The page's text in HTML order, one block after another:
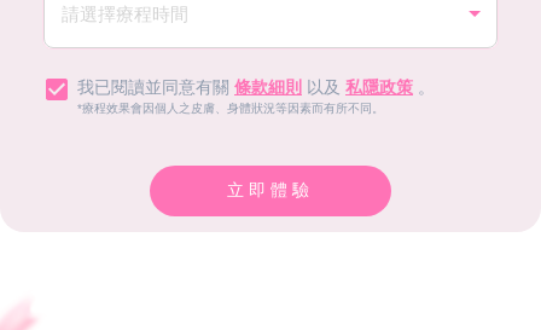
我已閱讀並同意有關 條款細則 以及 私隱政策 。
*療程效果會因個人之皮膚、身體狀況等因素而有所不同。
立即體驗